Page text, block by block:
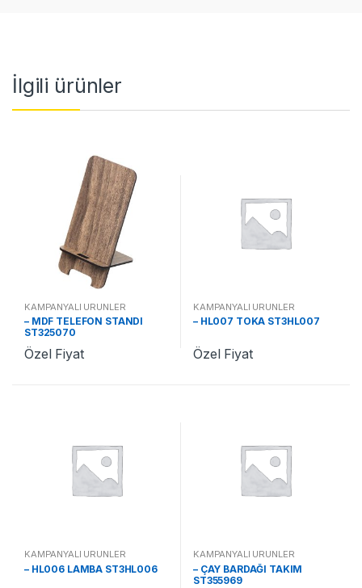
İlgili ürünler
KAMPANYALI ÜRÜNLER
– MDF TELEFON STANDI
ST325070
Özel Fiyat
KAMPANYALI ÜRÜNLER
– HL007 TOKA ST3HL007
Özel Fiyat
KAMPANYALI ÜRÜNLER
– HL006 LAMBA ST3HL006
KAMPANYALI ÜRÜNLER
– ÇAY BARDAĞI TAKIM
ST355969